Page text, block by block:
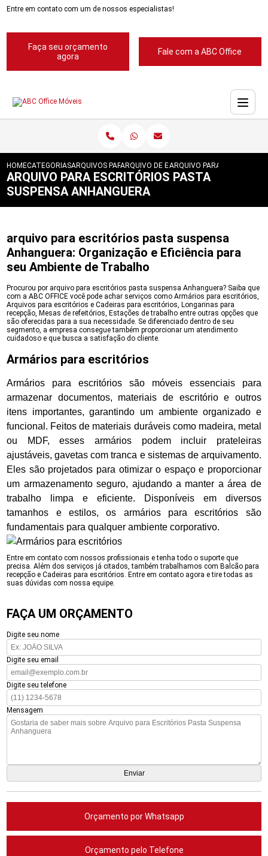
Entre em contato com um de nossos especialistas!
Faça seu orçamento
agora
Fale com a ABC Office
HOMECATEGORIASARQUIVOS PARA ESCRITORIOS
ARQUIVO DE ESCRITORIOS
ARQUIVO PARA
ARQUIVO PARA ESCRITÓRIOS PASTA
SUSPENSA ANHANGUERA
arquivo para escritórios pasta suspensa
Anhanguera: Organização e Eficiência para
seu Ambiente de Trabalho
Procurou por arquivo para escritórios pasta suspensa Anhanguera? Saiba que
com a ABC OFFICE você pode achar serviços como Armários para escritórios,
Arquivos para escritórios e Cadeiras para escritórios, Longarinas para
recepção, Mesas de refeitórios, Estações de trabalho entre outras opções que
são oferecidas para a sua necessidade. Se diferenciado dentro de seu
segmento, a empresa consegue também proporcionar um atendimento
cuidadoso e que busca a satisfação do cliente.
Armários para escritórios
Armários para escritórios são móveis essenciais para
armazenar documentos, materiais de escritório e outros
itens importantes, garantindo um ambiente organizado e
funcional. Feitos de materiais duráveis como madeira, metal
ou MDF, esses armários podem incluir prateleiras
ajustáveis, gavetas com tranca e sistemas de arquivamento.
Eles são projetados para otimizar o espaço e proporcionar
um armazenamento seguro, ajudando a manter a área de
trabalho limpa e eficiente. Disponíveis em diversos
tamanhos e estilos, os armários para escritórios são
fundamentais para qualquer ambiente corporativo.
Entre em contato com nossos profissionais e tenha todo o suporte que
precisa. Além dos serviços já citados, também trabalhamos com Balcão para
recepção e Cadeiras para escritórios. Entre em contato agora e tire todas as
suas dúvidas com nossa equipe.
FAÇA UM ORÇAMENTO
Digite seu nome
Digite seu email
Digite seu telefone
Mensagem
Orçamento por Whatsapp
Orçamento pelo Telefone